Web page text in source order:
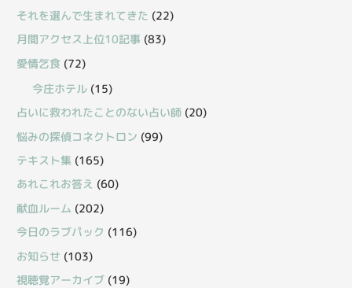
それを選んで生まれてきた (22)
月間アクセス上位10記事 (83)
愛情乞食 (72)
今庄ホテル (15)
占いに救われたことのない占い師 (20)
悩みの探偵コネクトロン (99)
テキスト集 (165)
あれこれお答え (60)
献血ルーム (202)
今日のラブパック (116)
お知らせ (103)
視聴覚アーカイブ (19)